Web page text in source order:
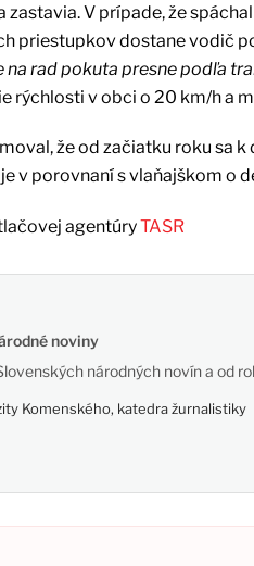
V prípade, že
priestupkov dostane vodič
rad pokuta presne podľa
rýchlosti v obci o 20 km/h a
že od začiatku roku sa
v porovnaní s vlaňajškom o
agentúryTASR
noviny
národných novín a od
Komenského, katedra žurnalistiky